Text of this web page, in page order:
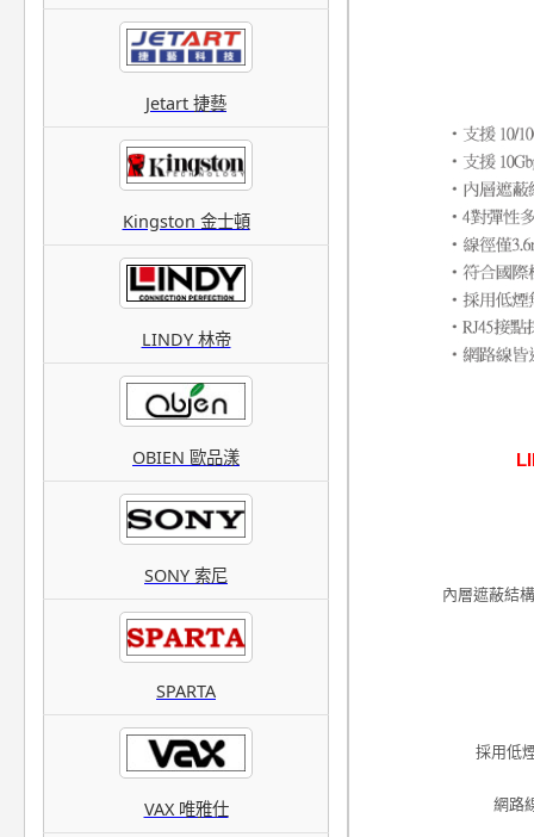
Jetart 捷藝
Kingston 金士頓
LINDY 林帝
OBIEN 歐品漾
SONY 索尼
SPARTA
VAX 唯雅仕
內層遮蔽結
採用低
網路